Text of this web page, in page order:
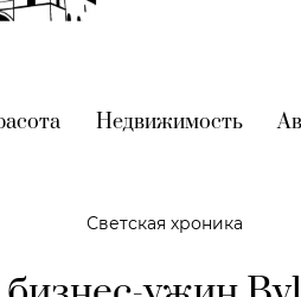
(current)
Недвижимость
Светская хроника